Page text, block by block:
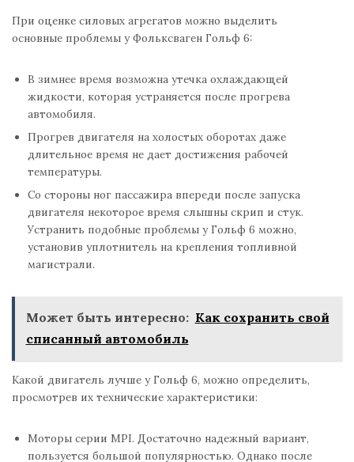
При оценке силовых агрегатов можно выделить
основные проблемы у Фольксваген Гольф 6:
В зимнее время возможна утечка охлаждающей
жидкости, которая устраняется после прогрева
автомобиля.
Прогрев двигателя на холостых оборотах даже
длительное время не дает достижения рабочей
температуры.
Со стороны ног пассажира впереди после запуска
двигателя некоторое время слышны скрип и стук.
Устранить подобные проблемы у Гольф 6 можно,
установив уплотнитель на крепления топливной
магистрали.
Может быть интересно: Как сохранить свой
списанный автомобиль
Какой двигатель лучше у Гольф 6, можно определить,
просмотрев их технические характеристики:
Моторы серии МРІ. Достаточно надежный вариант,
пользуется большой популярностью. Однако после